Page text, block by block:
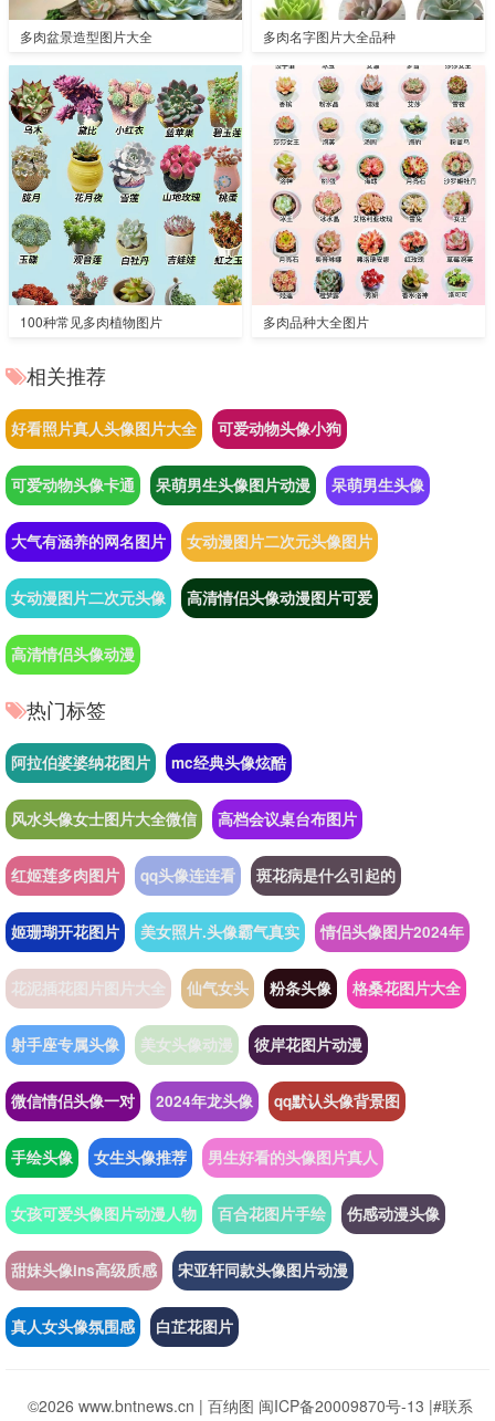
多肉盆景造型图片大全 多肉名字图片大全品种
100种常见多肉植物图片 多肉品种大全图片
相关推荐
好看照片真人头像图片大全 可爱动物头像小狗
可爱动物头像卡通 呆萌男生头像图片动漫 呆萌男生头像
大气有涵养的网名图片 女动漫图片二次元头像图片
女动漫图片二次元头像 高清情侣头像动漫图片可爱
高清情侣头像动漫
热门标签
阿拉伯婆婆纳花图片 mc经典头像炫酷
风水头像女士图片大全微信 高档会议桌台布图片
红姬莲多肉图片 qq头像连连看 斑花病是什么引起的
姬珊瑚开花图片 美女照片.头像霸气真实 情侣头像图片2024年
花泥插花图片图片大全 仙气女头 粉条头像 格桑花图片大全
射手座专属头像 美女头像动漫 彼岸花图片动漫
微信情侣头像一对 2024年龙头像 qq默认头像背景图
手绘头像 女生头像推荐 男生好看的头像图片真人
女孩可爱头像图片动漫人物 百合花图片手绘 伤感动漫头像
甜妹头像ins高级质感 宋亚轩同款头像图片动漫
真人女头像氛围感 白芷花图片
©2026 www.bntnews.cn | 百纳图 闽ICP备20009870号-13 |#联系